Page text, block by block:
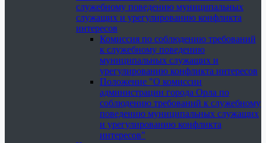
служебному поведению муниципальных
служащих и урегулированию конфликта
интересов
Комиссия по соблюдению требований
к служебному поведению
муниципальных служащих и
урегулированию конфликта интересов
Положение "О комиссии
администрации города Орла по
соблюдению требований к служебному
поведению муниципальных служащих
и урегулированию конфликта
интересов"